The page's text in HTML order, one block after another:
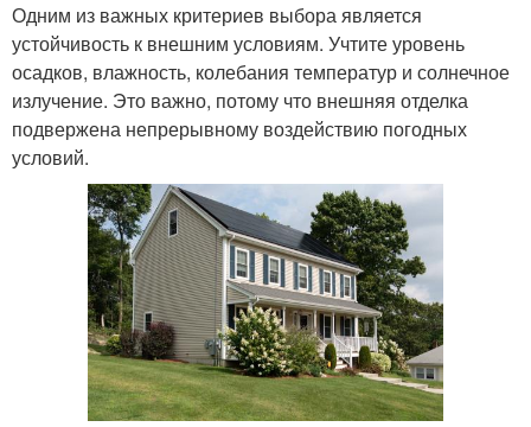
Одним из важных критериев выбора является
устойчивость к внешним условиям. Учтите уровень
осадков, влажность, колебания температур и солнечное
излучение. Это важно, потому что внешняя отделка
подвержена непрерывному воздействию погодных
условий.